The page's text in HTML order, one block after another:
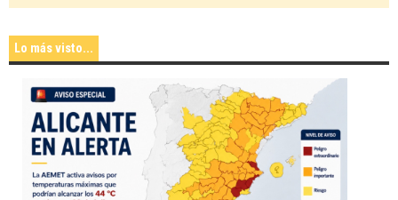
Lo más visto...